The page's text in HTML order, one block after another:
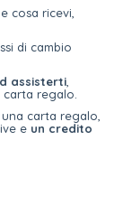
cosa ricevi,
di cambio
assisterti
regalo.
carta regalo,
e un credito